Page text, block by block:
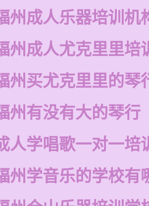
州成人乐器培训机
州成人尤克里里培
州买尤克里里的琴
州有没有大的琴行
人学唱歌一对一培
州学音乐的学校有